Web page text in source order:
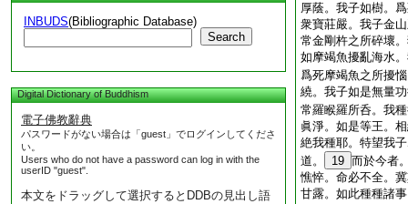
INBUDS(Bibliographic Database)
Search
Digital Dictionary of Buddhism
電子佛教辭典
パスワードがない場合は「guest」でログインしてくださ
い。
Users who do not have a password can log in with the
userID "guest".
本文をドラッグして選択するとDDBの見出し語
厚蔭。我子如樹。
衆寶莊嚴。我子金
常金剛杵之所碎壞
如摩竭魚擾亂海水
爲死摩竭魚之所擾
繞。我子如是無量
常羅睺羅所呑。我
眞淨。如是等王。
絶我種耶。特望我
道。
19 而於今者
憔悴。命必不全。
甘露。如此種種諸